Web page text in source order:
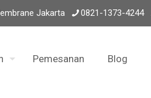
Jakarta 0821-1373-4244
Pemesanan Blog